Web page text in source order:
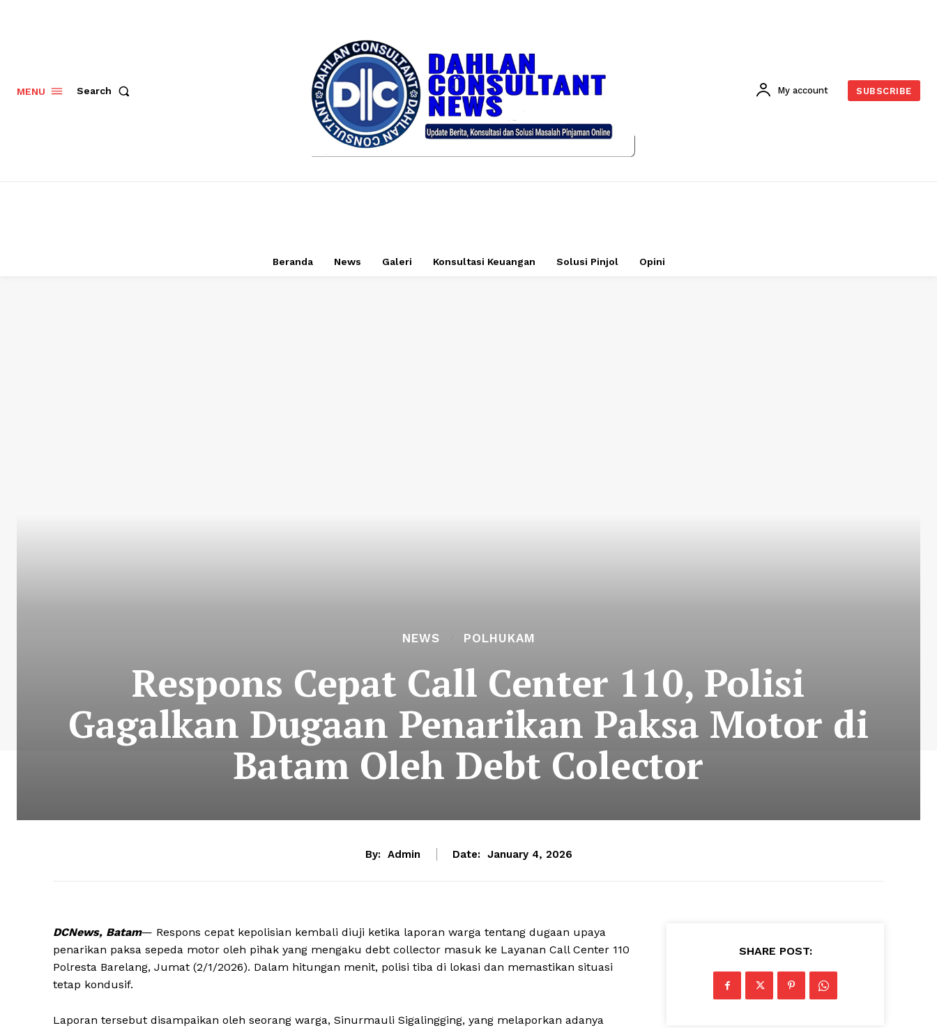
MENU Search My account SUBSCRIBE
Beranda News Galeri Konsultasi Keuangan Solusi Pinjol Opini
NEWS POLHUKAM
Respons Cepat Call Center 110, Polisi
Gagalkan Dugaan Penarikan Paksa Motor di
Batam Oleh Debt Colector
By: Admin Date: January 4, 2026
DCNews, Batam— Respons cepat kepolisian kembali diuji ketika laporan warga tentang dugaan upaya
penarikan paksa sepeda motor oleh pihak yang mengaku debt collector masuk ke Layanan Call Center 110
Polresta Barelang, Jumat (2/1/2026). Dalam hitungan menit, polisi tiba di lokasi dan memastikan situasi
tetap kondusif.
Laporan tersebut disampaikan oleh seorang warga, Sinurmauli Sigalingging, yang melaporkan adanya
SHARE POST: